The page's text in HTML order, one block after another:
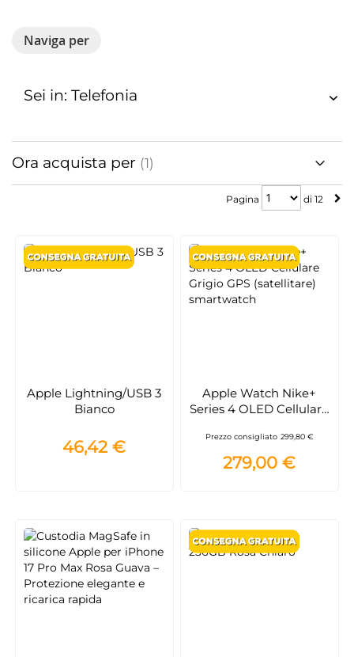
Pagina
Pagina di 12
Apple Lightning/USB 3
Bianco
46,42 €
Apple Watch Nike+
Series 4 OLED Cellulare
smartwatch
Prezzo consigliato 299,80 €
279,00 €
Sei in: Telefonia
Naviga per
Ora acquista per